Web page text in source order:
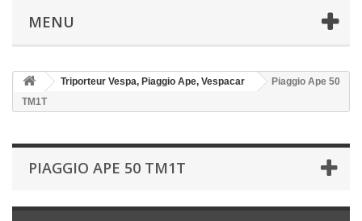
MENU
Triporteur Vespa, Piaggio Ape, Vespacar
Piaggio Ape 50
TM1T
PIAGGIO APE 50 TM1T